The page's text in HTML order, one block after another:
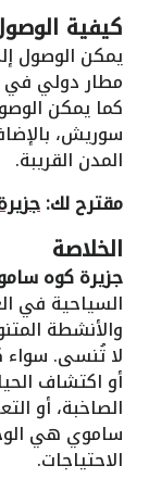
كيفية
يمكن الوصول
مطار دولي في
كما يمكن
سوريش،
المدن القريبة.
مقترح لك:
الخلاصة
جزيرة كوه
السياحية في
والأنشطة
لا تُنسى. سواء
أو اكتشاف
الصاخبة، أو
ساموي هي
الاحتياجات.